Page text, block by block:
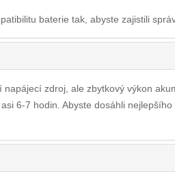
baterie tak, abyste zajistili
zdroj, ale zbytkový výkon
6-7 hodin. Abyste dosáhli